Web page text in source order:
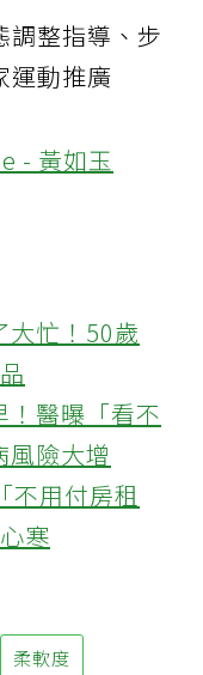
調整指導、步
運動推廣
- 黃如玉
大忙！50歲
醫曝「看不
風險大增
不用付房租
寒
柔軟度